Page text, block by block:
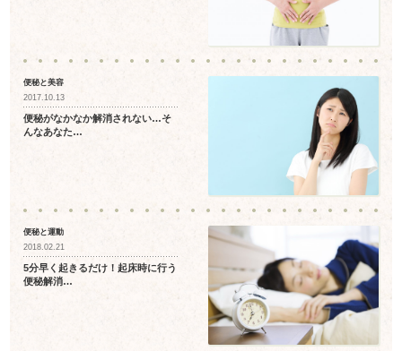
便秘と美容
2017.10.13
便秘がなかなか解消されない…そ
んなあなた…
便秘と運動
2018.02.21
5分早く起きるだけ！起床時に行う
便秘解消…